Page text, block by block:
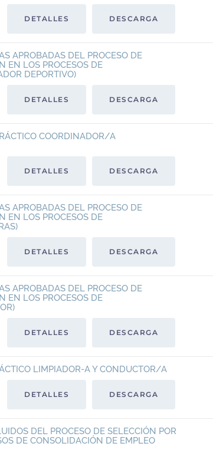
DESCARGA
DETALLES
APROBADAS DEL PROCESO DE
EN LOS PROCESOS DE
DEPORTIVO)
DESCARGA
DETALLES
COORDINADOR/A
DESCARGA
DETALLES
APROBADAS DEL PROCESO DE
EN LOS PROCESOS DE
DESCARGA
DETALLES
APROBADAS DEL PROCESO DE
EN LOS PROCESOS DE
DESCARGA
DETALLES
LIMPIADOR-A Y CONDUCTOR/A
DESCARGA
DETALLES
DEL PROCESO DE SELECCIÓN POR
DE CONSOLIDACIÓN DE EMPLEO